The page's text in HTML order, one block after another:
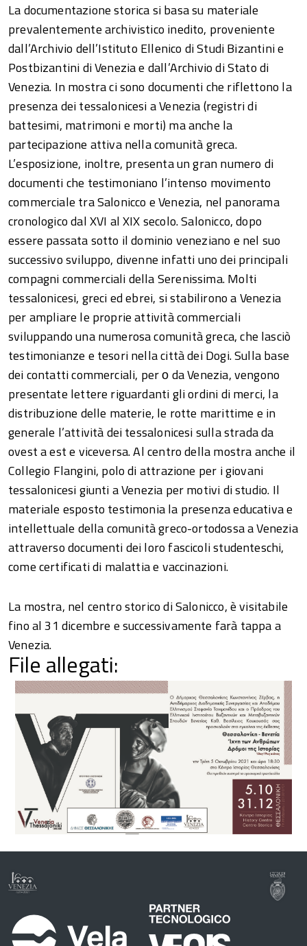
La documentazione storica si basa su materiale
prevalentemente archivistico inedito, proveniente
dall’Archivio dell’Istituto Ellenico di Studi Bizantini e
Postbizantini di Venezia e dall’Archivio di Stato di
Venezia. In mostra ci sono documenti che riflettono la
presenza dei tessalonicesi a Venezia (registri di
battesimi, matrimoni e morti) ma anche la
partecipazione attiva nella comunità greca.
L’esposizione, inoltre, presenta un gran numero di
documenti che testimoniano l’intenso movimento
commerciale tra Salonicco e Venezia, nel panorama
cronologico dal XVI al XIX secolo. Salonicco, dopo
essere passata sotto il dominio veneziano e nel suo
successivo sviluppo, divenne infatti uno dei principali
compagni commerciali della Serenissima. Molti
tessalonicesi, greci ed ebrei, si stabilirono a Venezia
per ampliare le proprie attività commerciali
sviluppando una numerosa comunità greca, che lasciò
testimonianze e tesori nella città dei Dogi. Sulla base
dei contatti commerciali, per ο da Venezia, vengono
presentate lettere riguardanti gli ordini di merci, la
distribuzione delle materie, le rotte marittime e in
generale l’attività dei tessalonicesi sulla strada da
ovest a est e viceversa. Al centro della mostra anche il
Collegio Flangini, polo di attrazione per i giovani
tessalonicesi giunti a Venezia per motivi di studio. Il
materiale esposto testimonia la presenza educativa e
intellettuale della comunità greco-ortodossa a Venezia
attraverso documenti dei loro fascicoli studenteschi,
come certificati di malattia e vaccinazioni.
La mostra, nel centro storico di Salonicco, è visitabile
fino al 31 dicembre e successivamente farà tappa a
Venezia.
File allegati: